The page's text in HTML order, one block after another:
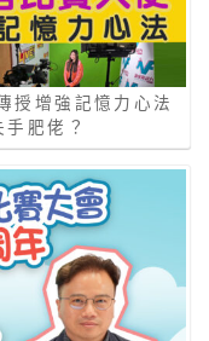
授增強記憶力心法
肥佬？